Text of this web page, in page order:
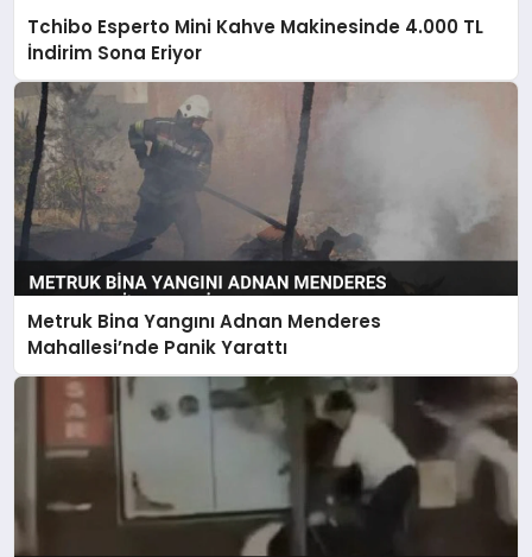
Tchibo Esperto Mini Kahve Makinesinde 4.000 TL
İndirim Sona Eriyor
Metruk Bina Yangını Adnan Menderes
Mahallesi’nde Panik Yarattı